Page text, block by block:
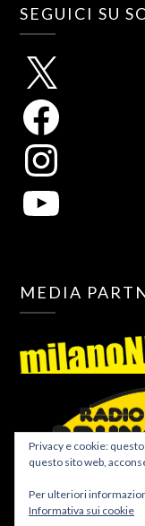
SEGUICI SU
MEDIA
Privacy e cookie:
questo sito web,
Per ulteriori
Informativa sui cookie